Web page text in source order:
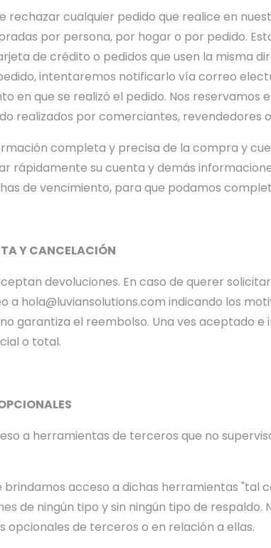
rechazar cualquier pedido que realice en
por persona, por hogar o por pedido.
de crédito o pedidos que usen la misma
intentaremos notificarlo vía correo
en que se realizó el pedido. Nos
realizados por comerciantes, revendedores
completa y precisa de la compra y
rápidamente su cuenta y demás
de vencimiento, para que podamos
Y CANCELACIÓN
devoluciones. En caso de querer
a hola@luviansolutions.com indicando los
garantiza el reembolso. Una ves aceptado
o total.
a herramientas de terceros que no
acceso a dichas herramientas "tal
de ningún tipo y sin ningún tipo de
opcionales de terceros o en relación a ellas.